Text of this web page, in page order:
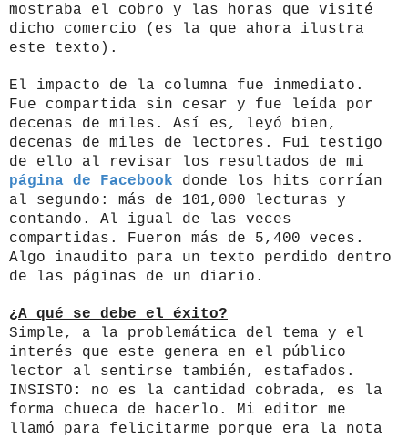
mostraba el cobro y las horas que visité
dicho comercio (es la que ahora ilustra
este texto).
El impacto de la columna fue inmediato.
Fue compartida sin cesar y fue leída por
decenas de miles. Así es, leyó bien,
decenas de miles de lectores. Fui testigo
de ello al revisar los resultados de mi
página de Facebook donde los hits corrían
al segundo: más de 101,000 lecturas y
contando. Al igual de las veces
compartidas. Fueron más de 5,400 veces.
Algo inaudito para un texto perdido dentro
de las páginas de un diario.
¿A qué se debe el éxito?
Simple, a la problemática del tema y el
interés que este genera en el público
lector al sentirse también, estafados.
INSISTO: no es la cantidad cobrada, es la
forma chueca de hacerlo. Mi editor me
llamó para felicitarme porque era la nota